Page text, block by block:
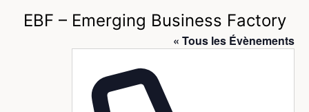
EBF – Emerging Business Factory
« Tous les Évènements